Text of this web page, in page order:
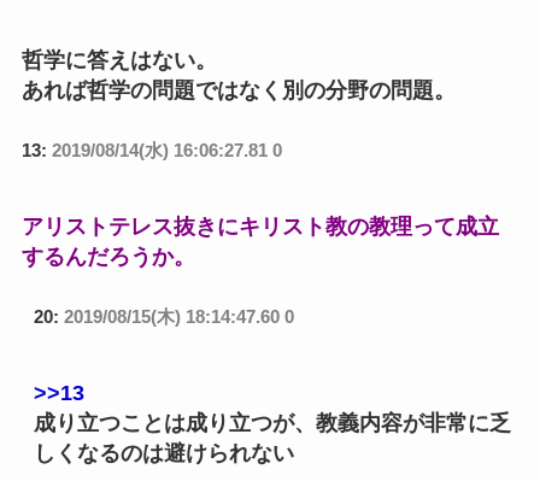
哲学に答えはない。
あれば哲学の問題ではなく別の分野の問題。
13: 2019/08/14(水) 16:06:27.81 0
アリストテレス抜きにキリスト教の教理って成立
するんだろうか。
20: 2019/08/15(木) 18:14:47.60 0
>>13
成り立つことは成り立つが、教義内容が非常に乏
しくなるのは避けられない